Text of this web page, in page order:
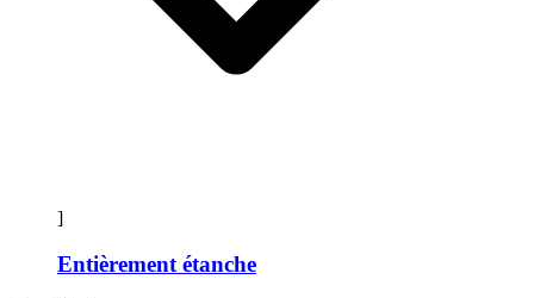
]
Entièrement étanche